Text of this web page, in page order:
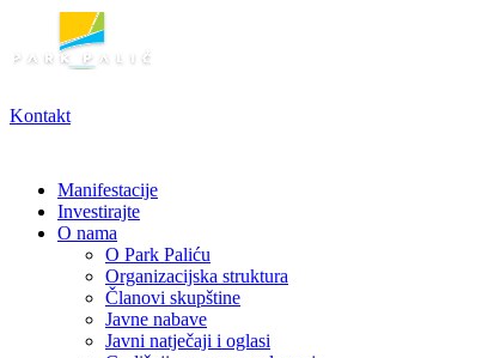
sadržaja
Kontakt
Manifestacije
Investirajte
O nama
O Park Paliću
Organizacijska struktura
Članovi skupštine
Javne nabave
Javni natječaji i oglasi